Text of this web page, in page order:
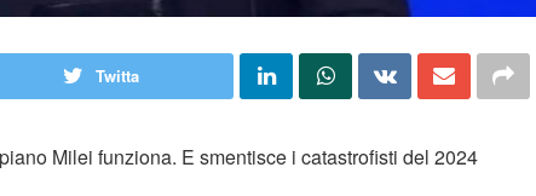
Twitta
Milei funziona. E smentisce i catastrofisti del 2024